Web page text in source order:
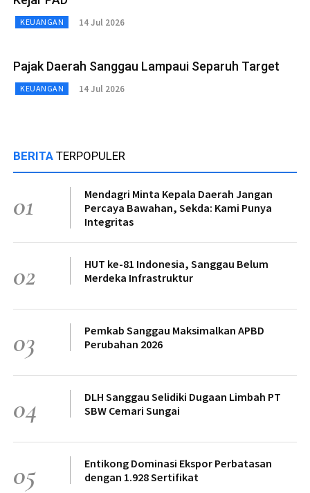
KEUANGAN 14 Jul 2026
Pajak Daerah Sanggau Lampaui Separuh Target
KEUANGAN 14 Jul 2026
BERITA TERPOPULER
01
Mendagri Minta Kepala Daerah Jangan
Percaya Bawahan, Sekda: Kami Punya
Integritas
02
HUT ke-81 Indonesia, Sanggau Belum
Merdeka Infrastruktur
03
Pemkab Sanggau Maksimalkan APBD
Perubahan 2026
04
DLH Sanggau Selidiki Dugaan Limbah PT
SBW Cemari Sungai
05
Entikong Dominasi Ekspor Perbatasan
dengan 1.928 Sertifikat